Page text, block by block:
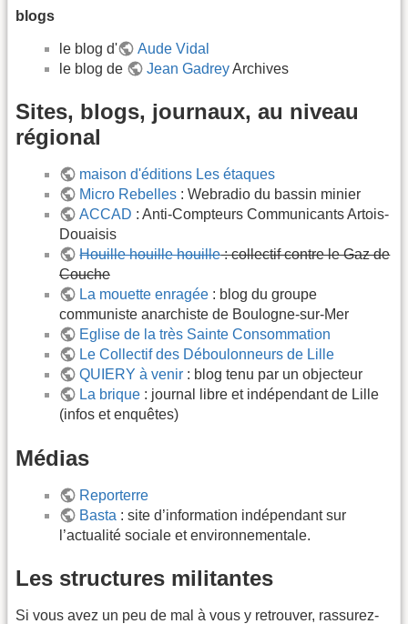
blogs
le blog d'
Aude Vidal
le blog de
Jean GadreyArchives
Sites, blogs, journaux, au niveau
régional
maison d'éditions Les étaques
Micro Rebelles : Webradio du bassin minier
ACCAD : Anti-Compteurs Communicants Artois-
Douaisis
Houille houille houille: collectif contre le Gaz de
Couche
La mouette enragée : blog du groupe
communiste anarchiste de Boulogne-sur-Mer
Eglise de la très Sainte Consommation
Le Collectif des Déboulonneurs de Lille
QUIERY à venir : blog tenu par un objecteur
La brique : journal libre et indépendant de Lille
(infos et enquêtes)
Médias
Reporterre
Basta : site d’information indépendant sur
l’actualité sociale et environnementale.
Les structures militantes
Si vous avez un peu de mal à vous y retrouver, rassurez-